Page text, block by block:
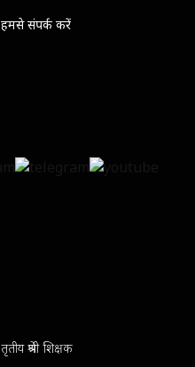
हमसे संपर्क करें
तृतीय श्रेणी शिक्षक